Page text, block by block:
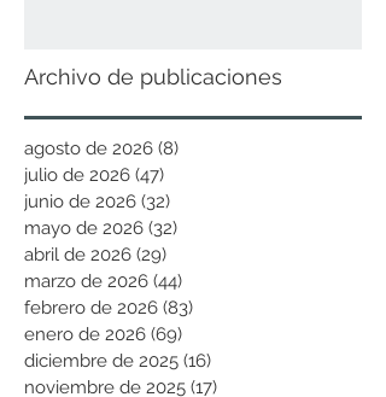
Archivo de publicaciones
agosto de 2026 (8)
julio de 2026 (47)
junio de 2026 (32)
mayo de 2026 (32)
abril de 2026 (29)
marzo de 2026 (44)
febrero de 2026 (83)
enero de 2026 (69)
diciembre de 2025 (16)
noviembre de 2025 (17)